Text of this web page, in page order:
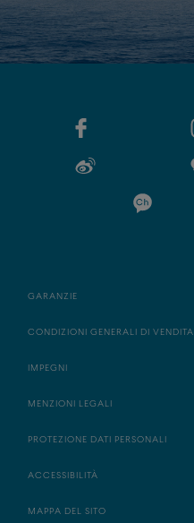
GARANZIE
CONDIZIONI GENERALI DI VENDITA
IMPEGNI
MENZIONI LEGALI
PROTEZIONE DATI PERSONALI
ACCESSIBILITÀ
MAPPA DEL SITO